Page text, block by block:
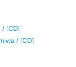
/ [CD]
/ [CD]